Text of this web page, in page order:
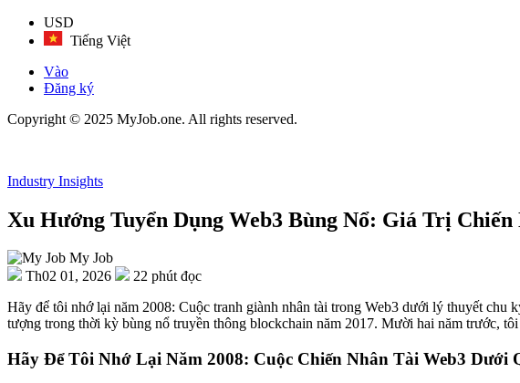
USD
Tiếng Việt
Vào
Đăng ký
Copyright © 2025 MyJob.one. All rights reserved.
Industry Insights
Xu Hướng Tuyển Dụng Web3 Bùng Nổ: Giá Trị
My Job
Th02 01, 2026
22 phút đọc
Hãy để tôi nhớ lại năm 2008: Cuộc tranh giành nhân tài trong Web3 dưới lý thuyết
tượng trong thời kỳ bùng nổ truyền thông blockchain năm 2017. Mười hai năm trước,
Hãy Để Tôi Nhớ Lại Năm 2008: Cuộc Chiến Nhân Tài Web3